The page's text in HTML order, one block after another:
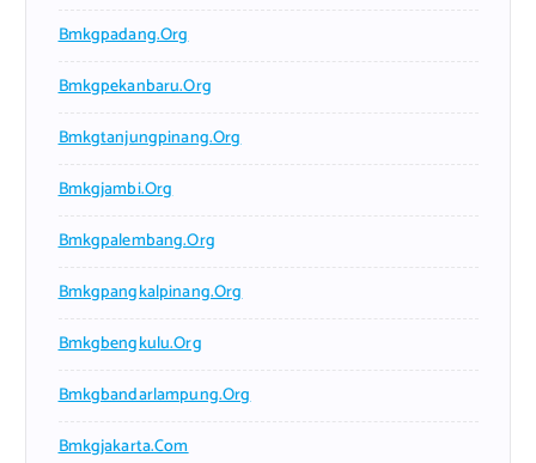
Bmkgpadang.org
Bmkgpekanbaru.org
Bmkgtanjungpinang.org
Bmkgjambi.org
Bmkgpalembang.org
Bmkgpangkalpinang.org
Bmkgbengkulu.org
Bmkgbandarlampung.org
Bmkgjakarta.com